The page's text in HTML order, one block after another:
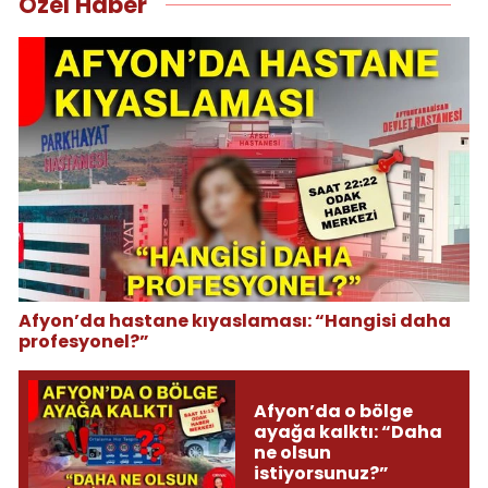
Afyon’da hastane kıyaslaması: “Hangisi daha
profesyonel?”
Afyon’da o bölge
ayağa kalktı: “Daha
ne olsun
istiyorsunuz?”